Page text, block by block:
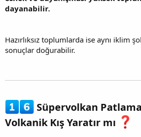
dayanabilir.
Hazırlıksız toplumlarda ise aynı iklim
sonuçlar doğurabilir.
Süpervolkan
Volkanik Kış Yaratır mı